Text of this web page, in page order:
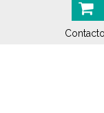
Contacto